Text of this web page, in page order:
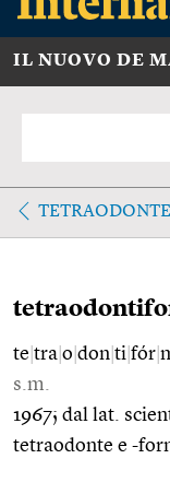
IL NUOVO DE
TETRAODONTE
te tra o don ti fór
s.m.
1967; dal lat.
tetraodonte e -